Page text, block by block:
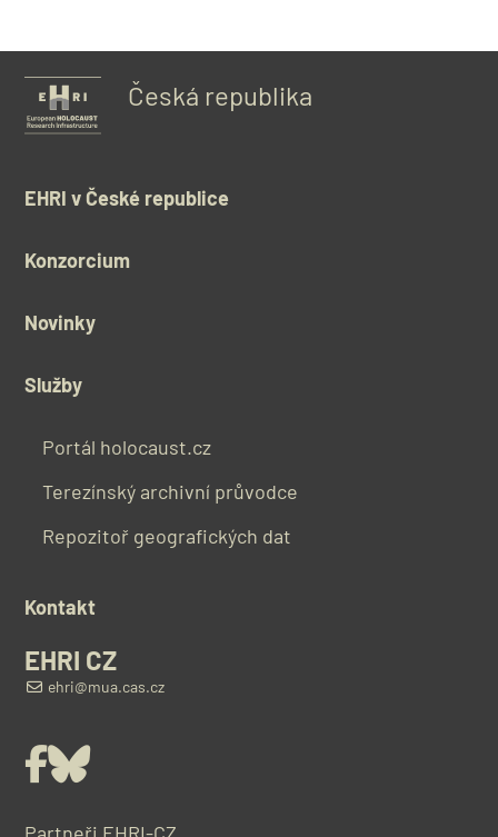
Česká republika
EHRI v České republice
Konzorcium
Novinky
Služby
Portál holocaust.cz
Terezínský archivní průvodce
Repozitoř geografických dat
Kontakt
EHRI CZ
ehri@mua.cas.cz
FacebookBluesky